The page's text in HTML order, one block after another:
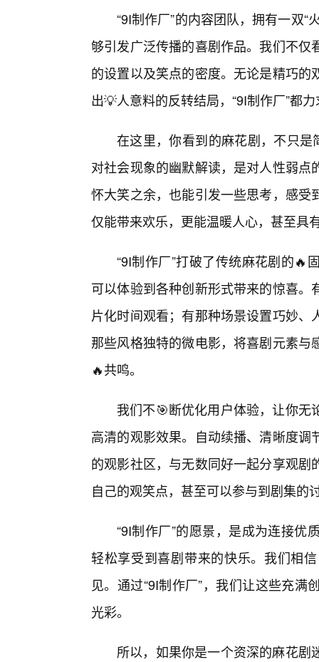
“9I制作厂”的内容团队，拥有一双
够引发广泛传播的喜剧作品。我们不
的设置以及笑点的密度。无论是精巧
出💡人意料的反转结局，“9I制作厂”都
在这里，你看到的麻花剧，不只是
对社会现象的幽默解读，是对人性弱
怀大笑之余，也能引发一些思考，感
仅能带来欢乐，更能温暖人心，甚至具
“9I制作厂”打破了传统麻花剧的🔥
可以体验到各种创新形式带来的惊喜
片化时间观看；有那种场景设置巧妙
那些风格独特的微电影，将喜剧元素
🔥共鸣。
我们不🎯断优化用户体验，让你
高清的观影效果。自动续播、清晰度
的观影社区，与无数同好一起分享观
自己的观笑点，甚至可以参与到剧集的
“9I制作厂”的愿景，是成为连接优
轻松享受到喜剧带来的快乐。我们相
见。通过“9I制作厂”，我们让这些充
光彩。
所以，如果你是一个资深的麻花